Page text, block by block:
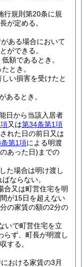
行規則第20条に規
が定める。
ある場合において
ができる。
額であるとき。
とき。
い損害を受けたと
あるとき。
日から当該入居者
又は第34条第1項
れた日の前日又は
第1項による明渡
あった日) までの
た場合は明け渡し
ならない。
合又は町営住宅を明
が15日を超えない
の家賃の額の2分の
いで町営住宅を立
らず、町長が明渡し
する。
おける家賃の3月